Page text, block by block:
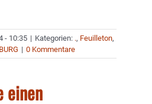
- 10:35 | Kategorien: ., Feuilleton,
| 0 Kommentare
einen